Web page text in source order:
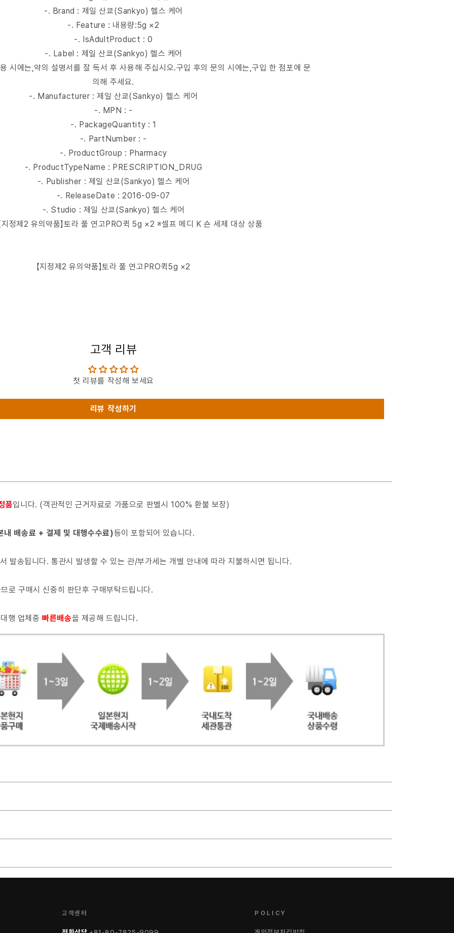
-. Brand : 제일 산쿄(Sankyo) 헬스 케어
-. Feature : 내용량:5g ×2
-. IsAdultProduct : 0
-. Label : 제일 산쿄(Sankyo) 헬스 케어
에는,약의 설명서를 잘 독서 후 사용해 주십시오.구입 후의 문의 시에는,구입 한 점포에 문
의해 주세요.
-. Manufacturer : 제일 산쿄(Sankyo) 헬스 케어
-. MPN : -
-. PackageQuantity : 1
-. PartNumber : -
-. ProductGroup : Pharmacy
-. ProductTypeName : PRESCRIPTION_DRUG
-. Publisher : 제일 산쿄(Sankyo) 헬스 케어
-. ReleaseDate : 2016-09-07
-. Studio : 제일 산쿄(Sankyo) 헬스 케어
정제2 유의약품】토라 풀 연고PRO퀵 5g ×2 ※셀프 메디 K 숀 세제 대상 상품
【지정제2 유의약품】토라 풀 연고PRO퀵5g ×2
고객 리뷰
첫 리뷰를 작성해 보세요
리뷰 작성하기
품입니다. (객관적인 근거자료로 가품으로 판별시 100% 환불 보장)
배송료 + 결제 및 대행수수료)등이 포함되어 있습니다.
발송됩니다. 통관시 발생할 수 있는 관/부가세는 개별 안내에 따라 지불하시면 됩니다.
로 구매시 신중히 판단후 구매부탁드립니다.
행 업체중빠른배송을 제공해 드립니다.
고객센터 POLICY